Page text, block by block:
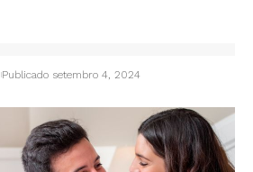
Publicado setembro 4, 2024